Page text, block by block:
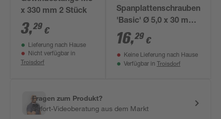
x 330 mm 2 Stück
3,29 €
Lieferung nach Hause
Nicht verfügbar in
Troisdorf
Spanplattenschrauben
'Basic' Ø 5,0 x 30 mm
TX25 200 Stück
16,29€
Keine Lieferung nach Hause
Verfügbar in Troisdorf
Fragen zum Produkt?
Sofort-Videoberatung aus dem Markt